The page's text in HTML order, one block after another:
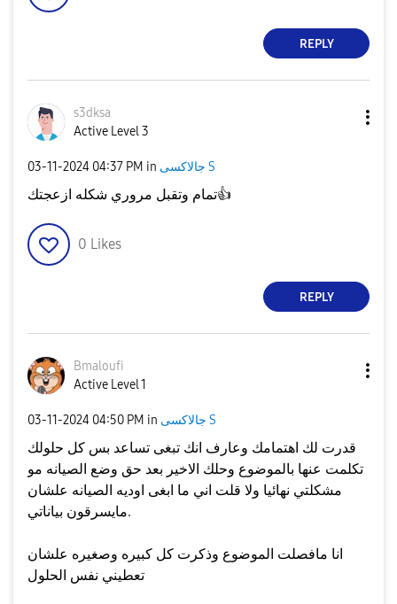
REPLY
s3dksa
Active Level 3
‎03-11-2024 04:37 PM in جالاكسى S
تمام وتقبل مروري شكله ازعجتك👍
0 Likes
REPLY
Bmaloufi
Active Level 1
‎03-11-2024 04:50 PM in جالاكسى S
قدرت لك اهتمامك وعارف انك تبغى تساعد بس كل حلولك
تكلمت عنها بالموضوع وحلك الاخير بعد حق وضع الصيانه مو
مشكلتي نهائيا ولا قلت اني ما ابغى اوديه الصيانه علشان
مايسرقون بياناتي.
انا مافصلت الموضوع وذكرت كل كبيره وصغيره علشان
تعطيني نفس الحلول